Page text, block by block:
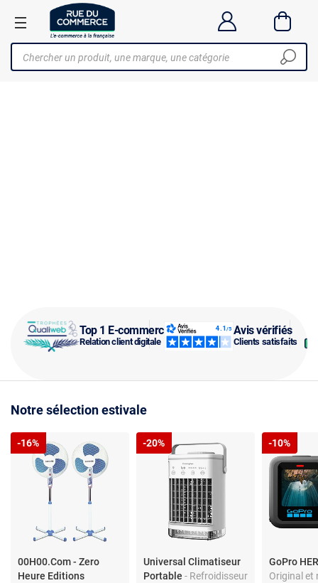
Top 1 E-commerce
Relation client digitale
Avis vérifiés
Clients satisfaits
Notre sélection estivale
00H00.Com - Zero
Heure Editions
-16%
Universal Climatiseur
Portable- Refroidisseur
-20%
GoPro
Original et
-10%